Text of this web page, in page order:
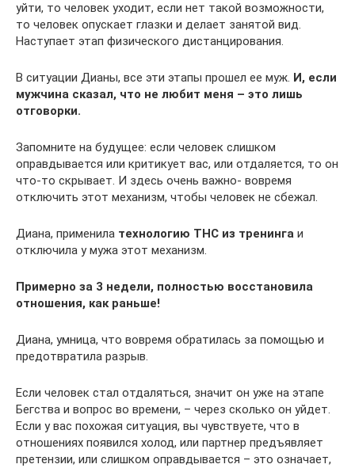
уйти, то человек уходит, если нет такой возможности,
то человек опускает глазки и делает занятой вид.
Наступает этап физического дистанцирования.
В ситуации Дианы, все эти этапы прошел ее муж. И, если
мужчина сказал, что не любит меня – это лишь
отговорки.
Запомните на будущее: если человек слишком
оправдывается или критикует вас, или отдаляется, то он
что-то скрывает. И здесь очень важно- вовремя
отключить этот механизм, чтобы человек не сбежал.
Диана, применила технологию ТНС из тренинга и
отключила у мужа этот механизм.
Примерно за 3 недели, полностью восстановила
отношения, как раньше!
Диана, умница, что вовремя обратилась за помощью и
предотвратила разрыв.
Если человек стал отдаляться, значит он уже на этапе
Бегства и вопрос во времени, – через сколько он уйдет.
Если у вас похожая ситуация, вы чувствуете, что в
отношениях появился холод, или партнер предъявляет
претензии, или слишком оправдывается – это означает,